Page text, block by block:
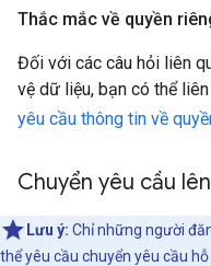
Thắc mắc về quyền
Đối với các câu hỏi liên
vệ dữ liệu, bạn có thể
yêu cầu thông tin về
Chuyển yêu cầu
Lưu ý: Chỉ những người
thể yêu cầu chuyển yêu cầu